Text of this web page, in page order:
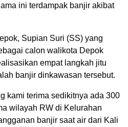
ini terdampak banjir akibat
Supian Suri (SS) yang
calon walikota Depok
empat langkah jitu
banjir dinkawasan tersebut.
kami terima sedikitnya ada 300
wilayah RW di Kelurahan
banjir saat air dari Kali